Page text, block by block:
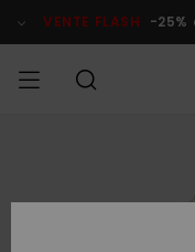
l'information
le
VENTE FLASH -